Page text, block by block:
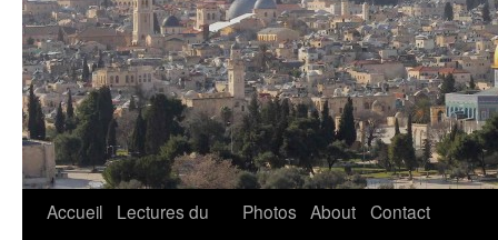
Accueil
Lectures du
Photos About Contact